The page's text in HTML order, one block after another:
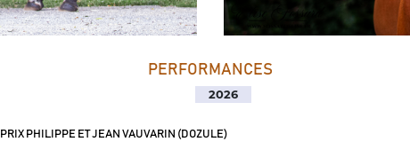
PERFORMANCES
2026
PRIX PHILIPPE ET JEAN VAUVARIN (DOZULE)